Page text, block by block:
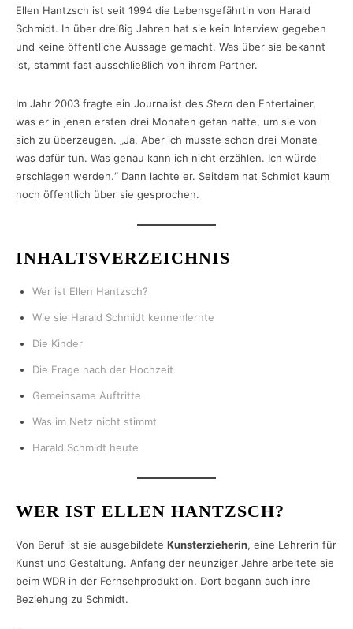
Ellen Hantzsch ist seit 1994 die Lebensgefährtin von Harald
Schmidt. In über dreißig Jahren hat sie kein Interview gegeben
und keine öffentliche Aussage gemacht. Was über sie bekannt
ist, stammt fast ausschließlich von ihrem Partner.
Im Jahr 2003 fragte ein Journalist des Stern den Entertainer,
was er in jenen ersten drei Monaten getan hatte, um sie von
sich zu überzeugen. „Ja. Aber ich musste schon drei Monate
was dafür tun. Was genau kann ich nicht erzählen. Ich würde
erschlagen werden.“ Dann lachte er. Seitdem hat Schmidt kaum
noch öffentlich über sie gesprochen.
INHALTSVERZEICHNIS
Wer ist Ellen Hantzsch?
Wie sie Harald Schmidt kennenlernte
Die Kinder
Die Frage nach der Hochzeit
Gemeinsame Auftritte
Was im Netz nicht stimmt
Harald Schmidt heute
WER IST ELLEN HANTZSCH?
Von Beruf ist sie ausgebildete Kunsterzieherin, eine Lehrerin für
Kunst und Gestaltung. Anfang der neunziger Jahre arbeitete sie
beim WDR in der Fernsehproduktion. Dort begann auch ihre
Beziehung zu Schmidt.